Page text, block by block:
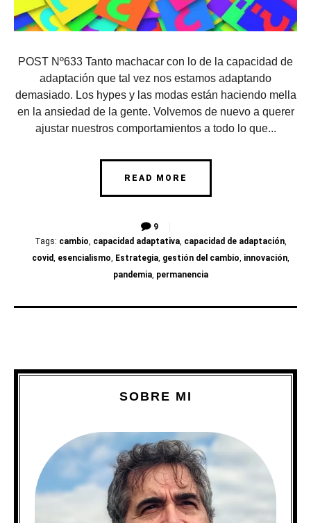
POST Nº633 Tanto machacar con lo de la capacidad de
adaptación que tal vez nos estamos adaptando
demasiado. Los hypes y las modas están haciendo mella
en la ansiedad de la gente. Volvemos de nuevo a querer
ajustar nuestros comportamientos a todo lo que...
READ MORE
9
Tags: cambio, capacidad adaptativa, capacidad de adaptación,
covid, esencialismo, Estrategia, gestión del cambio, innovación,
pandemia, permanencia
SOBRE MI